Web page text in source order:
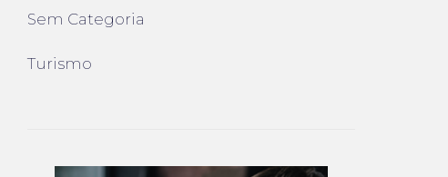
Sem Categoria
Turismo